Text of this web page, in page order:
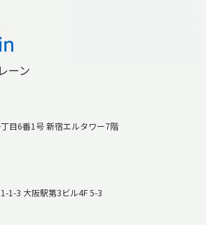
ーン
目6番1号 新宿エルタワー7階
1-3 大阪駅第3ビル4F 5-3